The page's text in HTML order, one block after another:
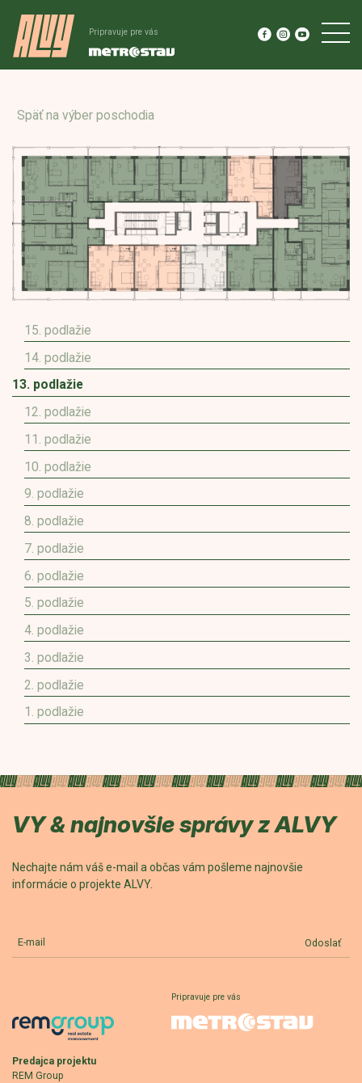
Pripravuje pre vás
Späť na výber poschodia
15. podlažie
14. podlažie
13. podlažie
12. podlažie
11. podlažie
10. podlažie
9. podlažie
8. podlažie
7. podlažie
6. podlažie
5. podlažie
4. podlažie
3. podlažie
2. podlažie
1. podlažie
VY & najnovšie správy z ALVY
Nechajte nám váš e-mail a občas vám pošleme najnovšie
informácie o projekte ALVY.
E-mail Odoslať
Predajca projektu
REM Group
Pripravuje pre vás